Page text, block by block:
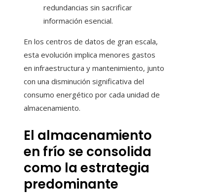
redundancias sin sacrificar
información esencial.
En los centros de datos de gran escala,
esta evolución implica menores gastos
en infraestructura y mantenimiento, junto
con una disminución significativa del
consumo energético por cada unidad de
almacenamiento.
El almacenamiento
en frío se consolida
como la estrategia
predominante